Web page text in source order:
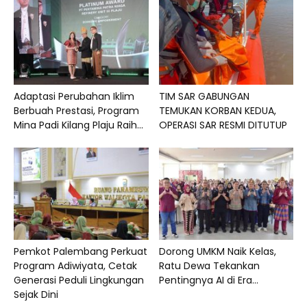
Adaptasi Perubahan Iklim
Berbuah Prestasi, Program
Mina Padi Kilang Plaju Raih...
TIM SAR GABUNGAN
TEMUKAN KORBAN KEDUA,
OPERASI SAR RESMI DITUTUP
Pemkot Palembang Perkuat
Program Adiwiyata, Cetak
Generasi Peduli Lingkungan
Sejak Dini
Dorong UMKM Naik Kelas,
Ratu Dewa Tekankan
Pentingnya AI di Era...